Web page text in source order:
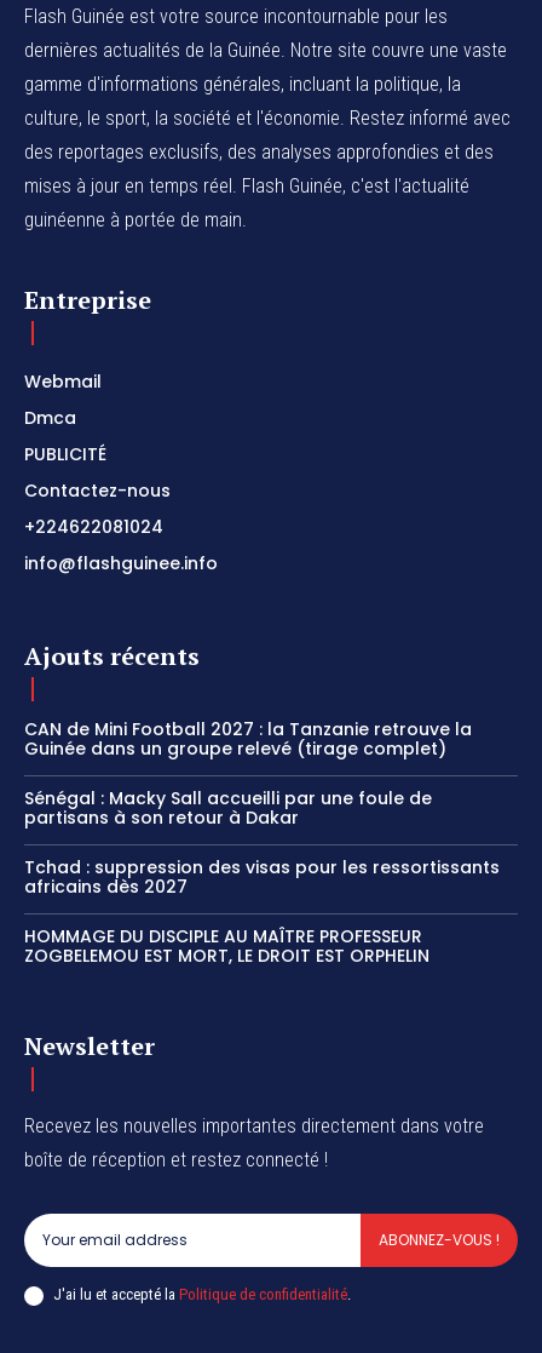
Flash Guinée est votre source incontournable pour les
dernières actualités de la Guinée. Notre site couvre une vaste
gamme d'informations générales, incluant la politique, la
culture, le sport, la société et l'économie. Restez informé avec
des reportages exclusifs, des analyses approfondies et des
mises à jour en temps réel. Flash Guinée, c'est l'actualité
guinéenne à portée de main.
Entreprise
Webmail
Dmca
PUBLICITÉ
Contactez-nous
+224622081024
info@flashguinee.info
Ajouts récents
CAN de Mini Football 2027 : la Tanzanie retrouve la
Guinée dans un groupe relevé (tirage complet)
Sénégal : Macky Sall accueilli par une foule de
partisans à son retour à Dakar
Tchad : suppression des visas pour les ressortissants
africains dès 2027
HOMMAGE DU DISCIPLE AU MAÎTRE PROFESSEUR
ZOGBELEMOU EST MORT, LE DROIT EST ORPHELIN
Newsletter
Recevez les nouvelles importantes directement dans votre
boîte de réception et restez connecté !
ABONNEZ-VOUS !
J'ai lu et accepté la Politique de confidentialité.